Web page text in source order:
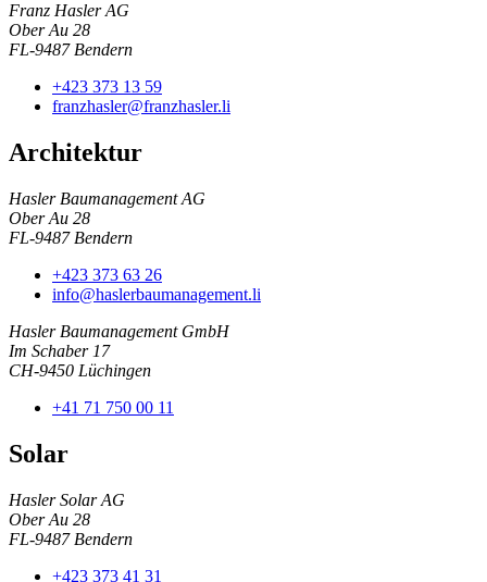
Franz Hasler AG
Ober Au 28
FL-9487 Bendern
+423 373 13 59
franzhasler@franzhasler.li
Architektur
Hasler Baumanagement AG
Ober Au 28
FL-9487 Bendern
+423 373 63 26
info@haslerbaumanagement.li
Hasler Baumanagement GmbH
Im Schaber 17
CH-9450 Lüchingen
+41 71 750 00 11
Solar
Hasler Solar AG
Ober Au 28
FL-9487 Bendern
+423 373 41 31